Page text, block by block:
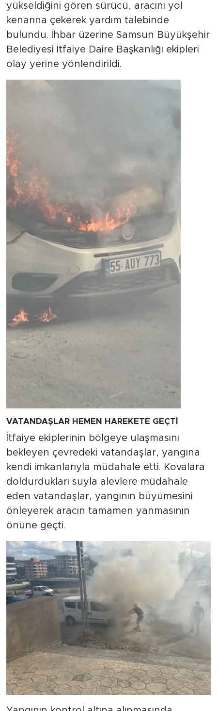
yükseldiğini gören sürücü, aracını yol
kenarına çekerek yardım talebinde
bulundu. İhbar üzerine Samsun Büyükşehir
Belediyesi İtfaiye Daire Başkanlığı ekipleri
olay yerine yönlendirildi.
VATANDAŞLAR HEMEN HAREKETE GEÇTİ
İtfaiye ekiplerinin bölgeye ulaşmasını
bekleyen çevredeki vatandaşlar, yangına
kendi imkanlarıyla müdahale etti. Kovalara
doldurdukları suyla alevlere müdahale
eden vatandaşlar, yangının büyümesini
önleyerek aracın tamamen yanmasının
önüne geçti.